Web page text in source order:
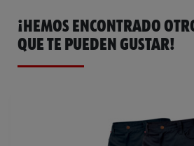
Catálogo General
¡HEMOS ENCONTRADO
QUE TE PUEDEN GUSTAR!